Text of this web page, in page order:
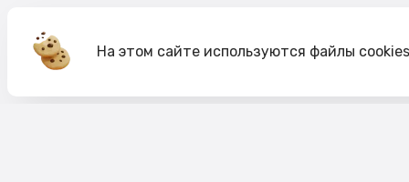
На этом сайте используются файлы cookies